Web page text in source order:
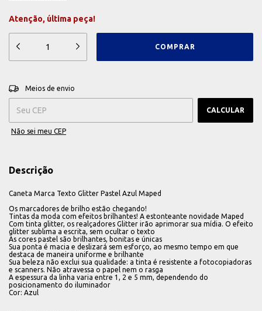
Atenção, última peça!
Entregas para o CEP:
Meios de envio
CALCULAR
Não sei meu CEP
Descrição
Caneta Marca Texto Glitter Pastel Azul Maped
Os marcadores de brilho estão chegando!
Tintas da moda com efeitos brilhantes! A estonteante novidade Maped
Com tinta glitter, os realçadores Glitter irão aprimorar sua mídia. O efeito
glitter sublima a escrita, sem ocultar o texto
As cores pastel são brilhantes, bonitas e únicas
Sua ponta é macia e deslizará sem esforço, ao mesmo tempo em que
destaca de maneira uniforme e brilhante
Sua beleza não exclui sua qualidade: a tinta é resistente a fotocopiadoras
e scanners. Não atravessa o papel nem o rasga
A espessura da linha varia entre 1, 2 e 5 mm, dependendo do
posicionamento do iluminador
Cor: Azul